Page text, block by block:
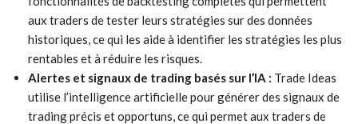
aux traders de tester leurs stratégies sur des données
historiques, ce qui les aide à identifier les stratégies les plus
rentables et à réduire les risques.
Alertes et signaux de trading basés sur l’IA : Trade Ideas
utilise l’intelligence artificielle pour générer des signaux de
trading précis et opportuns, ce qui permet aux traders de